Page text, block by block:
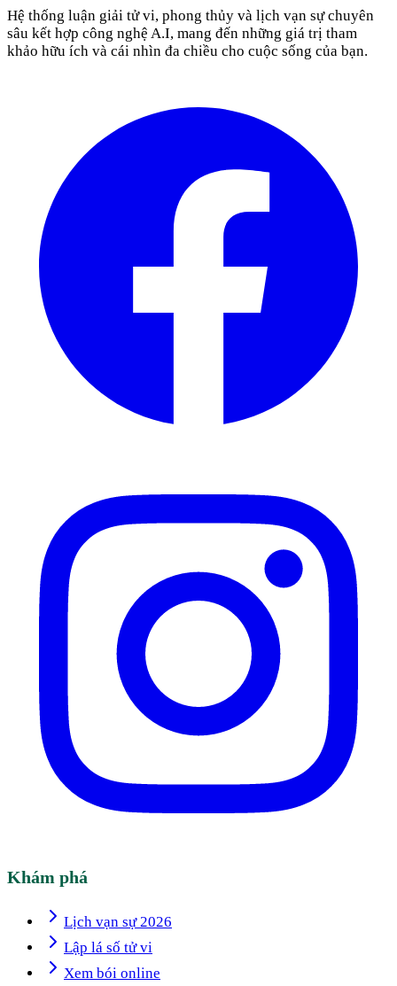
Hệ thống luận giải tử vi, phong thủy và lịch vạn sự chuyên
sâu kết hợp công nghệ A.I, mang đến những giá trị tham
khảo hữu ích và cái nhìn đa chiều cho cuộc sống của bạn.
Khám phá
Lịch vạn sự 2026
Lập lá số tử vi
Xem bói online